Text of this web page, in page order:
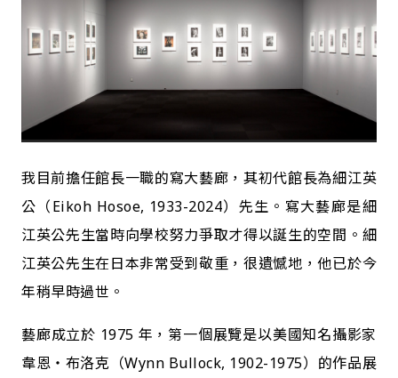
我目前擔任館長一職的寫大藝廊，其初代館長為細江英
公（Eikoh Hosoe, 1933-2024）先生。寫大藝廊是細
江英公先生當時向學校努力爭取才得以誕生的空間。細
江英公先生在日本非常受到敬重，很遺憾地，他已於今
年稍早時過世。
藝廊成立於 1975 年，第一個展覽是以美國知名攝影家
韋恩・布洛克（Wynn Bullock, 1902-1975）的作品展